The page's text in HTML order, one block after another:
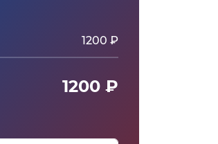
1200 ₽
1200 ₽